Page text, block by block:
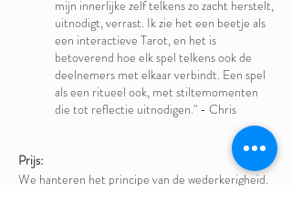
mijn innerlijke zelf telkens zo zacht herstelt,
uitnodigt, verrast. Ik zie het een beetje als
een interactieve Tarot, en het is
betoverend hoe elk spel telkens ook de
deelnemers met elkaar verbindt. Een spel
als een ritueel ook, met stiltemomenten
die tot reflectie uitnodigen." - Chris
Prijs:
We hanteren het principe van de wederkerigheid.